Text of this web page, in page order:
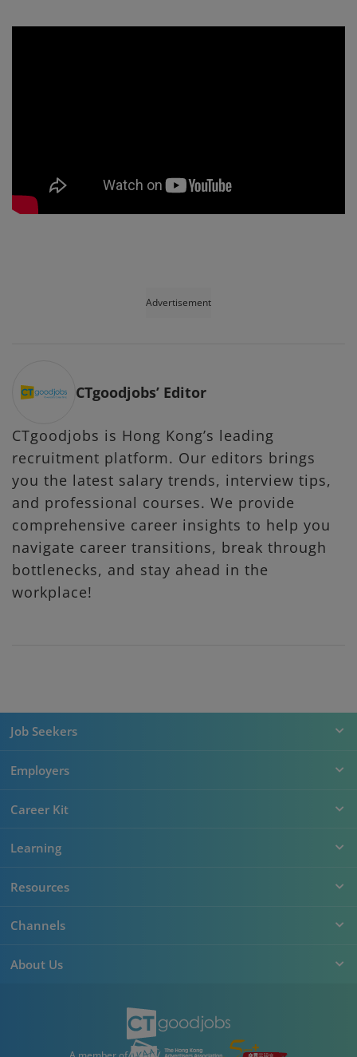
Advertisement
CTgoodjobs’ Editor
CTgoodjobs is Hong Kong’s leading
recruitment platform. Our editors brings
you the latest salary trends, interview tips,
and professional courses. We provide
comprehensive career insights to help you
navigate career transitions, break through
bottlenecks, and stay ahead in the
workplace!
Job Seekers
Employers
Career Kit
Learning
Resources
Channels
About Us